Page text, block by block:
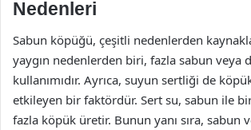
Nedenleri
Sabun köpüğü, çeşitli nedenlerden
yaygın nedenlerden biri, fazla sabun veya
kullanımıdır. Ayrıca, suyun sertliği de
etkileyen bir faktördür. Sert su, sabun ile
fazla köpük üretir. Bunun yanı sıra, sabun